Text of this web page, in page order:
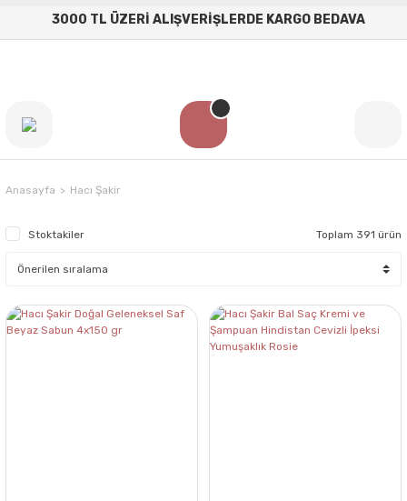
3000 TL ÜZERİ ALIŞVERİŞLERDE KARGO BEDAVA
Anasayfa Hacı Şakir
Stoktakiler Toplam 391 ürün